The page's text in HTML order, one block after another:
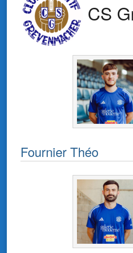
CS
Fournier Théo